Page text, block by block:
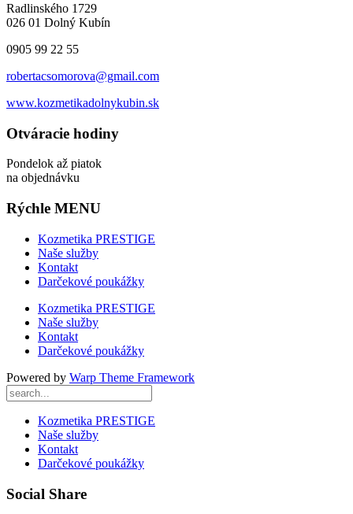
Radlinského 1729
026 01 Dolný Kubín
0905 99 22 55
robertacsomorova@gmail.com
www.kozmetikadolnykubin.sk
Otváracie hodiny
Pondelok až piatok
na objednávku
Rýchle MENU
Kozmetika PRESTIGE
Naše služby
Kontakt
Darčekové poukážky
Kozmetika PRESTIGE
Naše služby
Kontakt
Darčekové poukážky
Powered by Warp Theme Framework
Kozmetika PRESTIGE
Naše služby
Kontakt
Darčekové poukážky
Social Share